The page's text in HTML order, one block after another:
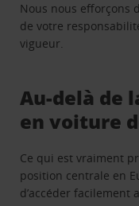
Nous nous efforçons
de votre
vigueur.
Au-delà de
en voiture
Ce qui est vraiment
position centrale en
d’accéder facilement